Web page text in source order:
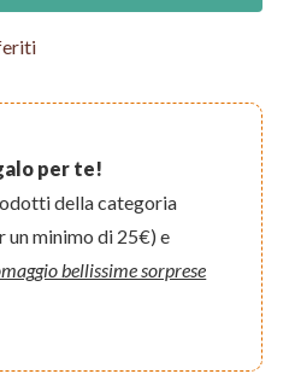
per te!
della categoria
un minimo di 25€) e
bellissime sorprese